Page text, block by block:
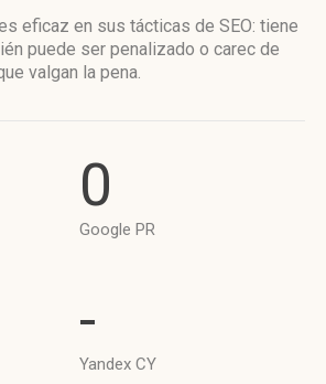
eficaz en sus tácticas de SEO: tiene
puede ser penalizado o carec de
valgan la pena.
0
Google PR
-
Yandex CY